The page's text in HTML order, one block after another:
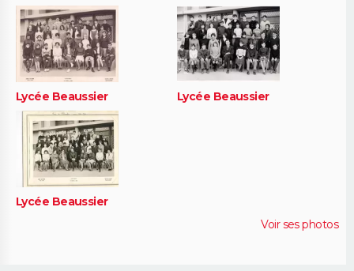
Lycée Beaussier Lycée Beaussier
Lycée Beaussier
Voir ses photos